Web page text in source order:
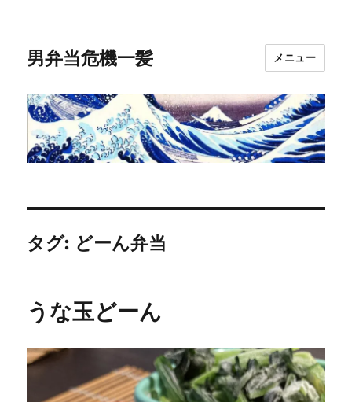
男弁当危機一髪 メニュー
タグ: どーん弁当
うな玉どーん